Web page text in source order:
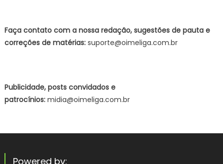
Faça contato com a nossa redação, sugestões de pauta e
correções de matérias:suporte@oimeliga.com.br
Publicidade, posts convidados e
patrocínios:midia@oimeliga.com.br
Powered by: